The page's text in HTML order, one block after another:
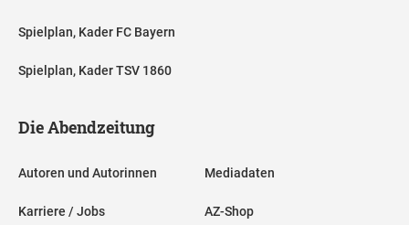
Spielplan, Kader FC Bayern
Spielplan, Kader TSV 1860
Die Abendzeitung
Autoren und Autorinnen
Karriere / Jobs
Mediadaten
AZ-Shop